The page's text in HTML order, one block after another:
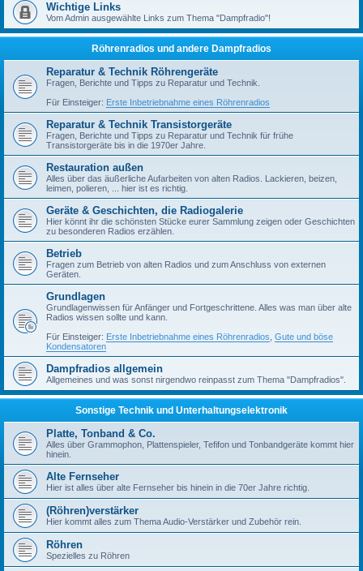
Wichtige Links
Vom Admin ausgewählte Links zum Thema "Dampfradio"!
Röhrenradios und andere Dampfradios
Reparatur & Technik Röhrengeräte
Fragen, Berichte und Tipps zu Reparatur und Technik.
Für Einsteiger: Erste Inbetriebnahme eines Röhrenradios
Reparatur & Technik Transistorgeräte
Fragen, Berichte und Tipps zu Reparatur und Technik für frühe
Transistorgeräte bis in die 1970er Jahre.
Restauration außen
Alles über das äußerliche Aufarbeiten von alten Radios. Lackieren, beizen,
leimen, polieren, ... hier ist es richtig.
Geräte & Geschichten, die Radiogalerie
Hier könnt ihr die schönsten Stücke eurer Sammlung zeigen oder Geschichten
zu besonderen Radios erzählen.
Betrieb
Fragen zum Betrieb von alten Radios und zum Anschluss von externen
Geräten.
Grundlagen
Grundlagenwissen für Anfänger und Fortgeschrittene. Alles was man über alte
Radios wissen sollte und kann.
Für Einsteiger: Erste Inbetriebnahme eines Röhrenradios Gute und böse
Kondensatoren
Dampfradios allgemein
Allgemeines und was sonst nirgendwo reinpasst zum Thema "Dampfradios".
Sonstige Technik und Unterhaltungselektronik
Platte, Tonband & Co.
Alles über Grammophon, Plattenspieler, Tefifon und Tonbandgeräte kommt hier
hinein.
Alte Fernseher
Hier ist alles über alte Fernseher bis hinein in die 70er Jahre richtig.
(Röhren)verstärker
Hier kommt alles zum Thema Audio-Verstärker und Zubehör rein.
Röhren
Spezielles zu Röhren